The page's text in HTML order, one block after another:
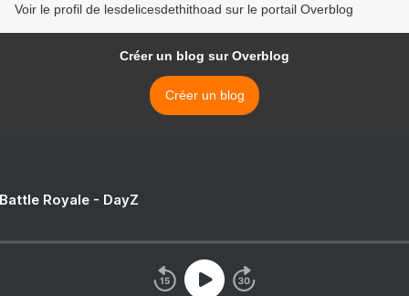
Voir le profil de lesdelicesdethithoad sur le portail Overblog
Créer un blog sur Overblog
Créer un blog
Royale - DayZ